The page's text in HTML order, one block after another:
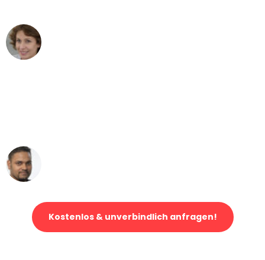
Kostenlos & unverbindlich anfragen!